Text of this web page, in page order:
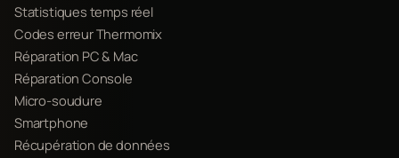
Statistiques temps réel
Codes erreur Thermomix
Réparation PC & Mac
Réparation Console
Micro-soudure
Smartphone
Récupération de données